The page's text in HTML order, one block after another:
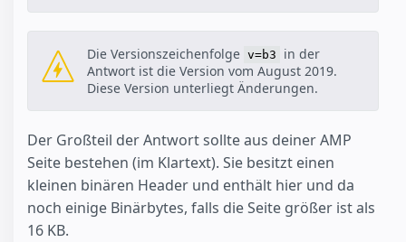
Die Versionszeichenfolge v=b3
in der
Antwort ist die Version vom August 2019.
Diese Version unterliegt Änderungen.
Der Großteil der Antwort sollte aus deiner AMP
Seite bestehen (im Klartext). Sie besitzt einen
kleinen binären Header und enthält hier und da
noch einige Binärbytes, falls die Seite größer ist als
16 KB.